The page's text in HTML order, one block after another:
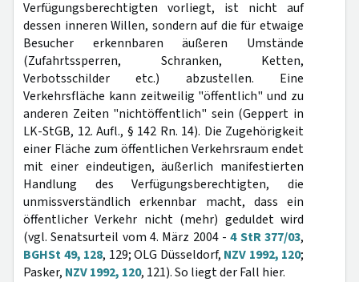
Verfügungsberechtigten vorliegt, ist nicht auf
dessen inneren Willen, sondern auf die für etwaige
Besucher erkennbaren äußeren Umstände
(Zufahrtssperren, Schranken, Ketten,
Verbotsschilder etc.) abzustellen. Eine
Verkehrsfläche kann zeitweilig "öffentlich" und zu
anderen Zeiten "nichtöffentlich" sein (Geppert in
LK-StGB, 12. Aufl., § 142 Rn. 14). Die Zugehörigkeit
einer Fläche zum öffentlichen Verkehrsraum endet
mit einer eindeutigen, äußerlich manifestierten
Handlung des Verfügungsberechtigten, die
unmissverständlich erkennbar macht, dass ein
öffentlicher Verkehr nicht (mehr) geduldet wird
(vgl. Senatsurteil vom 4. März 2004 -4 StR 377/03,
BGHSt 49, 128, 129; OLG Düsseldorf, NZV 1992, 120;
Pasker, NZV 1992, 120, 121). So liegt der Fall hier.